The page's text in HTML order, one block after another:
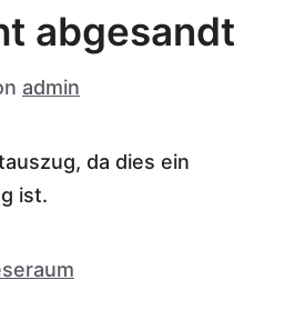
abgesandt
admin
da dies ein
ist.